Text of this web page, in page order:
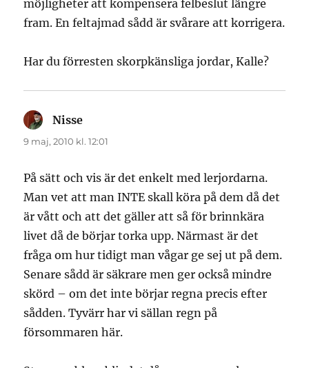
möjligheter att kompensera felbeslut längre
fram. En feltajmad sådd är svårare att korrigera.
Har du förresten skorpkänsliga jordar, Kalle?
Nisse
9 maj, 2010 kl. 12:01
På sätt och vis är det enkelt med lerjordarna.
Man vet att man INTE skall köra på dem då det
är vått och att det gäller att så för brinnkära
livet då de börjar torka upp. Närmast är det
fråga om hur tidigt man vågar ge sej ut på dem.
Senare sådd är säkrare men ger också mindre
skörd – om det inte börjar regna precis efter
sådden. Tyvärr har vi sällan regn på
försommaren här.